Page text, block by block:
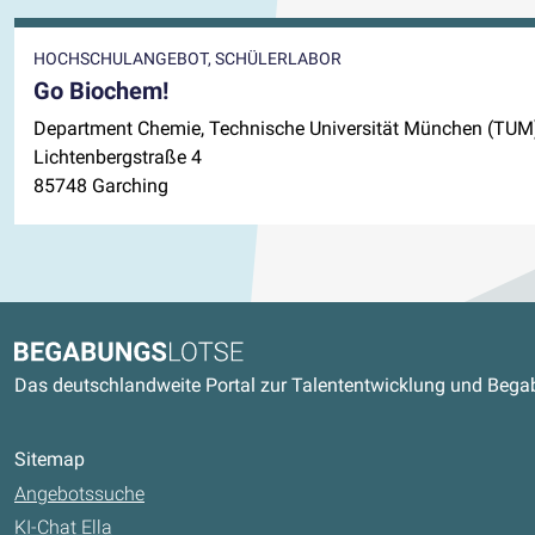
HOCHSCHULANGEBOT, SCHÜLERLABOR
Go Biochem!
Department Chemie, Technische Universität München
Lichtenbergstraße 4
85748 Garching
Kontaktdaten und weitere Links
Begabungslotse
Das deutschlandweite Portal zur Talententwicklung und
Sitemap
Angebotssuche
KI-Chat Ella